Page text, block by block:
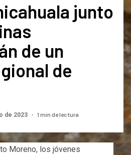
junto
de un
de
de 2023 1 min de lectura
Moreno, los jóvenes